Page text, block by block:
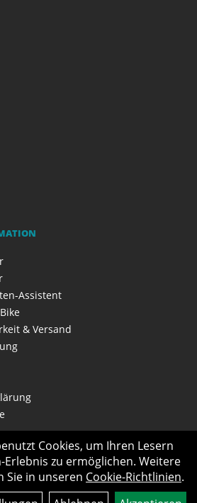
Assistent
& Versand
Cookies, um Ihren Lesern
Erlebnis zu ermöglichen. Weitere
Sie in unseren Cookie-Richtlinien.